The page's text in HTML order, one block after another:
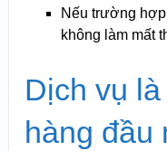
Nếu trường
không làm mất
Dịch vụ
hàng đầu